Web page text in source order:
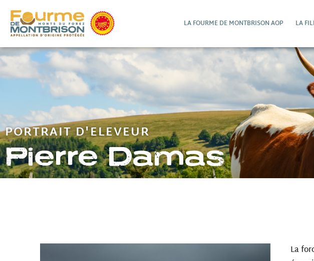
LA FOURME DE MONTBRISON AOP LA
PORTRAIT D'ELEVEUR
Pierre Damas
La